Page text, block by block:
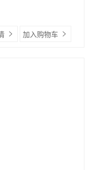
加入购物车